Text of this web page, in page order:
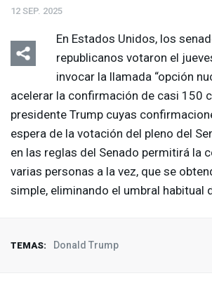
12 SEP. 2025
En Estados Unidos, los
republicanos votaron el
invocar la llamada “opción
acelerar la confirmación de casi 150
presidente Trump cuyas
espera de la votación del pleno del
en las reglas del Senado permitirá la
varias personas a la vez, que se
simple, eliminando el umbral habitual
TEMAS: Donald Trump